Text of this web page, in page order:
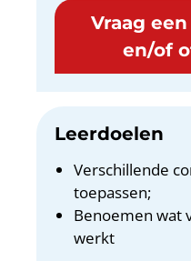
Vraag
en/of
Leerdoelen
Verschillende
toepassen;
Benoemen wat
werkt